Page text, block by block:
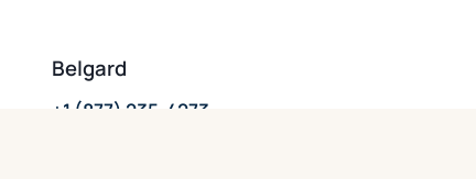
Belgard
+1 (877) 235-4273